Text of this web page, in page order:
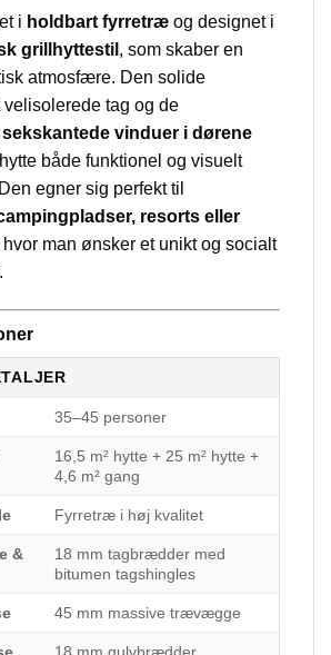
i holdbart fyrretræ og designet i
grillhyttestil , som skaber en
atmosfære. Den solide
tag og de
sekskantede vinduer i dørene
både funktionel og visuelt
egner sig perfekt til
resorts eller
hvor man ønsker et unikt og socialt
35–45 personer
16,5 m² hytte + 25 m² hytte +
4,6 m² gang
Fyrretræ i høj kvalitet
&
18 mm tagbrædder med
bitumen tagshingles
45 mm massive trævægge